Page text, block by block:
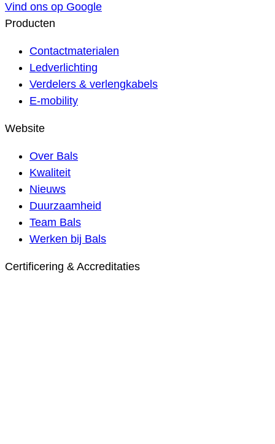
Vind ons op Google
Producten
Contactmaterialen
Ledverlichting
Verdelers & verlengkabels
E-mobility
Website
Over Bals
Kwaliteit
Nieuws
Duurzaamheid
Team Bals
Werken bij Bals
Certificering & Accreditaties